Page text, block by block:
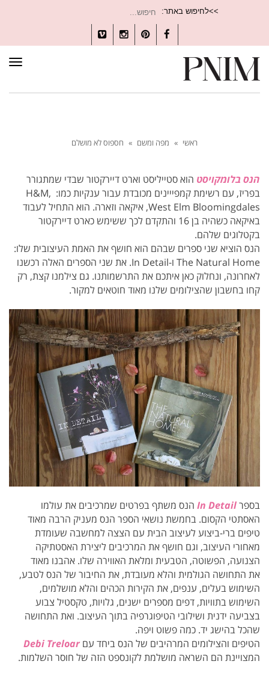
>>לחיפוש באתר:
עבור:
Facebook
Pinterest
Instagram
Vimeo
ראשי » מפה ומשם » חספוס לא מושלם
הנס בלומקויסט הוא סטייליסט וארט דיירקטור שבדי שמתגורר
בפריז, עם רשימת קמפייינים מכובדת עבור ענקיות כמו: H&M,
West Elm Bloomingdales, איקאה וזארה. הוא התחיל לעבוד
באיקאה כשהיה בן 16 והתקדם לכך ששימש כארט דיירקטור
בקטלוגים שלהם.
הנס הוציא שני ספרים שבהם הוא חושף את האמת העיצובית שלו:
The Natural Home ו-In Detail. את שני הספרים האלה רכשנו
לאחרונה, ונחלוק כאן איתכם את התרשמותנו. גם צילמנו קצת, רק
קחו בחשבון שהצילומים שלנו מאוד חוטאים למקור.
בספרIn Detail הנס משתף בפרטים שמרכיבים את עולמו
האסתטי הקסום. בחמשת נושאי הספר הנס מעניק הרבה מאוד
טיפים ברי-ביצוע לעיצוב הבית עם הצצה למחשבה שעומדת
מאחורי העיצוב, וגם חושף את המרכיבים ליצירת האסטתיקה
הצנועה, הפשוטה, הטבעית ומלאת האווירה שלו. אהבנו מאוד
את התחושה הגולמית והלא מעובדת, את החיבור של הנס לטבע,
השימוש בעלים, ענפים, את הקירות הכהים והלא מושלמים,
השימוש בתוויות, דפים מספרים ישנים, גלויות, טקסטיל צבוע
בצביעה ידנית ושילובי הטיפוגרפיה בתוך העיצוב. ואת התחושה
שהכל בהישג יד. כמה פשוט ויפה.
הטיפים והצילומים המרהיבים של הנס ביחד עםDebi Treloar
המצויינת הם השראה מושלמת לקונספט הזה של חוסר השלמות.